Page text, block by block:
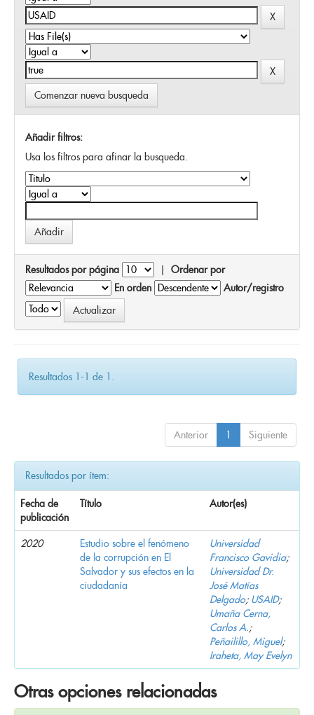
Comenzar nueva busqueda
Añadir filtros:
Usa los filtros para afinar la busqueda.
Resultados por página | Ordenar por
En orden
Autor/registro
Resultados 1-1 de 1.
Anterior 1 Siguiente
Resultados por ítem:
Fecha de
publicación
Título Autor(es)
2020
Estudio sobre el fenómeno
de la corrupción en El
Salvador y sus efectos en la
ciudadanía
Universidad
Francisco Gavidia;
Universidad Dr.
José Matías
Delgado; USAID;
Umaña Cerna,
Carlos A.;
Peñailillo, Miguel;
Iraheta, May Evelyn
Otras opciones relacionadas